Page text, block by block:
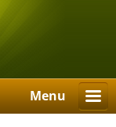
Menu